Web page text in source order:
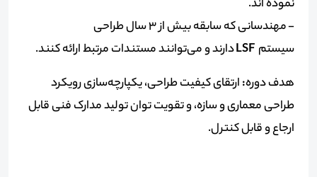
نموده اند.
- مهندسانی که سابقه بیش از 3 سال طراحی
سیستم
دارند و می‌توانند مستندات مرتبط ارائه کنند.
هدف دوره:ارتقای کیفیت طراحی، یکپارچه‌سازی رویکرد
طراحی معماری و سازه، و تقویت توان تولید مدارک فنی قابل
ارجاع و قابل کنترل.